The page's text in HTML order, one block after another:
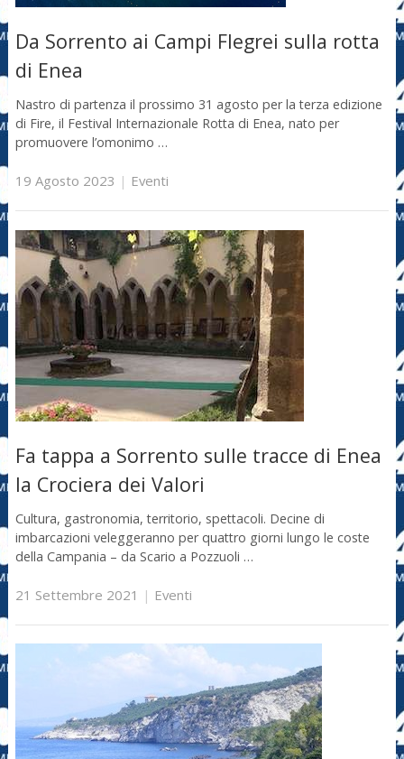
Da Sorrento ai Campi Flegrei sulla rotta
di Enea
Nastro di partenza il prossimo 31 agosto per la terza edizione
di Fire, il Festival Internazionale Rotta di Enea, nato per
promuovere l’omonimo …
19 Agosto 2023 | Eventi
Fa tappa a Sorrento sulle tracce di Enea
la Crociera dei Valori
Cultura, gastronomia, territorio, spettacoli. Decine di
imbarcazioni veleggeranno per quattro giorni lungo le coste
della Campania – da Scario a Pozzuoli …
21 Settembre 2021 | Eventi